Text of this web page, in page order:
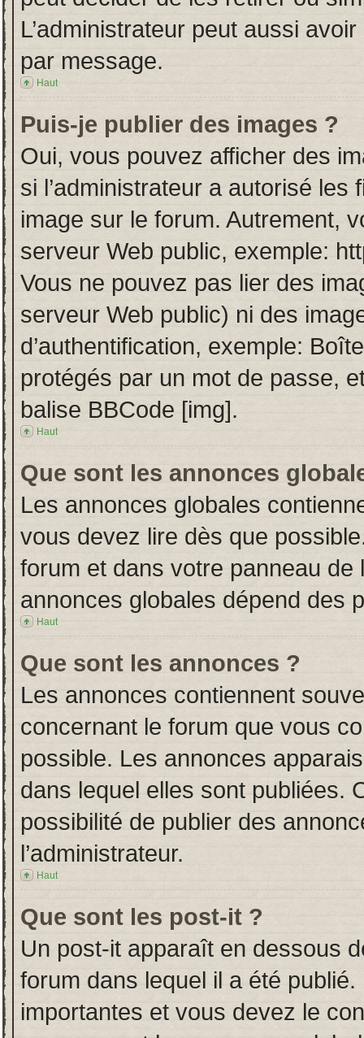
L’administrateur peut aussi
par message.
Haut
Puis-je publier des images ?
Oui, vous pouvez afficher des
si l’administrateur a autorisé
image sur le forum. Autrement,
serveur Web public, exemple:
Vous ne pouvez pas lier des
serveur Web public) ni des
d’authentification, exemple:
protégés par un mot de passe,
balise BBCode [img].
Haut
Que sont les annonces
Les annonces globales
vous devez lire dès que
forum et dans votre panneau de
annonces globales dépend des
Haut
Que sont les annonces ?
Les annonces contiennent
concernant le forum que vous
possible. Les annonces
dans lequel elles sont publiées.
possibilité de publier des
l’administrateur.
Haut
Que sont les post-it ?
Un post-it apparaît en dessous
forum dans lequel il a été
importantes et vous devez le